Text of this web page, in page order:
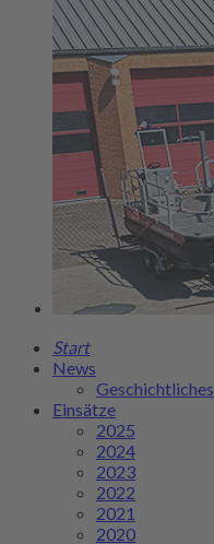
Start
News
Geschichtliches
Einsätze
2025
2024
2023
2022
2021
2020